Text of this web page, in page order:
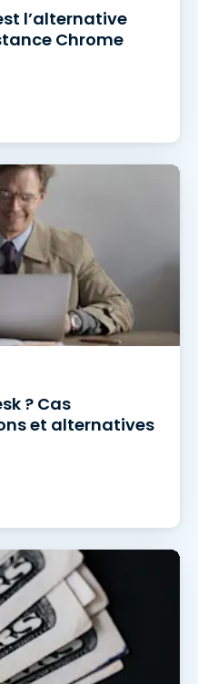
l’alternative
Chrome
? Cas
et alternatives